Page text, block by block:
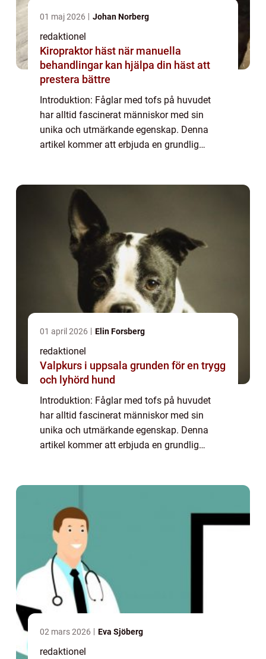
01 maj 2026 Johan Norberg
redaktionel
Kiropraktor häst när manuella
behandlingar kan hjälpa din häst att
prestera bättre
Introduktion: Fåglar med tofs på huvudet
har alltid fascinerat människor med sin
unika och utmärkande egenskap. Denna
artikel kommer att erbjuda en grundlig
01 april 2026 Elin Forsberg
redaktionel
Valpkurs i uppsala grunden för en trygg
och lyhörd hund
Introduktion: Fåglar med tofs på huvudet
har alltid fascinerat människor med sin
unika och utmärkande egenskap. Denna
artikel kommer att erbjuda en grundlig
02 mars 2026 Eva Sjöberg
redaktionel